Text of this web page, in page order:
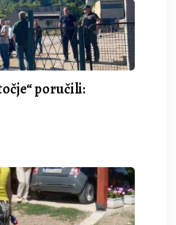
poručili: